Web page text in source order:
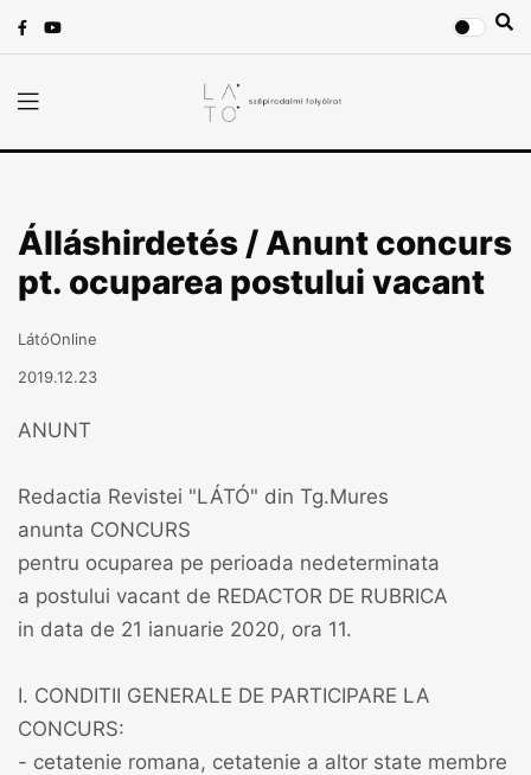
Álláshirdetés / Anunt concurs
pt. ocuparea postului vacant
LátóOnline
2019.12.23
ANUNT
Redactia Revistei "LÁTÓ" din Tg.Mures
anunta CONCURS
pentru ocuparea pe perioada nedeterminata
a postului vacant de REDACTOR DE RUBRICA
in data de 21 ianuarie 2020, ora 11.
I. CONDITII GENERALE DE PARTICIPARE LA
CONCURS:
- cetatenie romana, cetatenie a altor state membre